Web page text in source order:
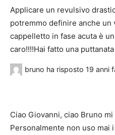
Applicare un revulsivo
potremmo definire anche un
cappelletto in fase acuta è
caro!!!!Hai fatto una
bruno ha risposto 19 anni
Ciao Giovanni, ciao Bruno
Personalmente non uso mai